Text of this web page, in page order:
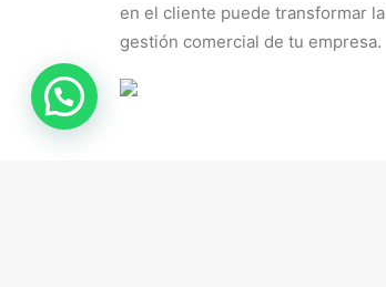
en el cliente puede transformar la
gestión comercial de tu empresa.